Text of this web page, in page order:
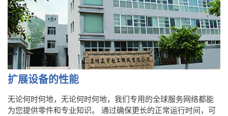
扩展设备的性能
无论何时何地，无论何时何地，我们专用的全球服务网络都能
为您提供零件和专业知识。 通过确保更长的正常运行时间，可